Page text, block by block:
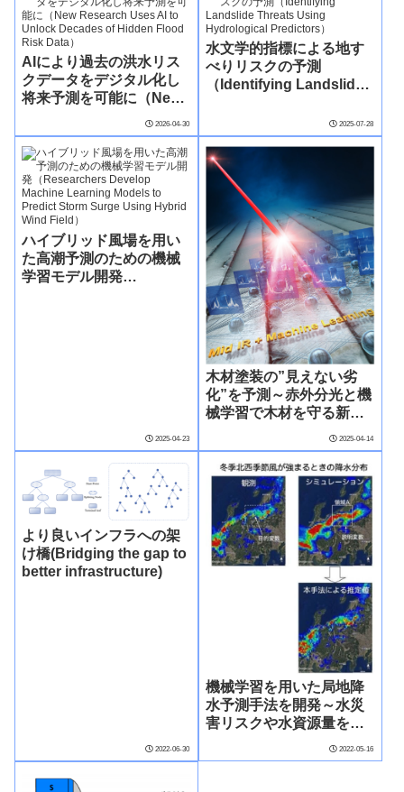
AIにより過去の洪水リス
クデータをデジタル化し
将来予測を可能に（New
Unlock Decades of
Hidden Flood Risk
Data）
2026-04-30
水文学的指標による地す
べりリスクの予測
（Identifying Landslide
Predictors）
2025-07-28
ハイブリッド風場を用い
た高潮予測のための機械
学習モデル開発
2025-04-23
木材塗装の”見えない劣
化”を予測～赤外分光と機
械学習で木材を守る新技
2025-04-14
より良いインフラへの架
け橋(Bridging the gap to
better infrastructure)
2022-06-30
機械学習を用いた局地降
水予測手法を開発～水災
害リスクや水資源量を推
実現をめざす～
2022-05-16